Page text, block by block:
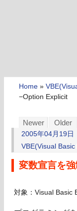
Home »
−Option Explicit
Newer Older
2005年04月19日
VBE(Visual Basic
変数宣言を
対象：Visual Basic